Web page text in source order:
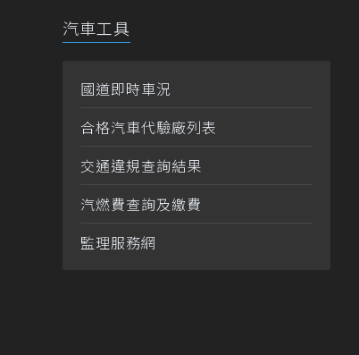
汽車工具
國道即時車況
合格汽車代驗廠列表
交通違規查詢結果
汽燃費查詢及繳費
監理服務網